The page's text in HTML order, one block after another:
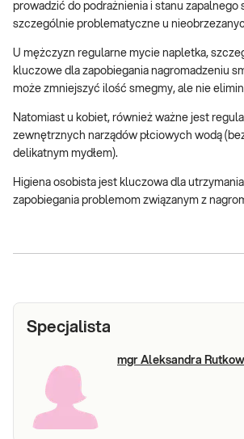
prowadzić do podrażnienia i stanu zapalnego
szczególnie problematyczne u
U mężczyzn regularne mycie napletka,
kluczowe dla zapobiegania nagromadzeniu
może zmniejszyć ilość smegmy, ale nie
Natomiast u kobiet, również ważne jest
zewnętrznych narządów płciowych wodą
delikatnym mydłem).
Higiena osobista jest kluczowa dla
zapobiegania problemom związanym z
Specjalista
mgr Aleksandra